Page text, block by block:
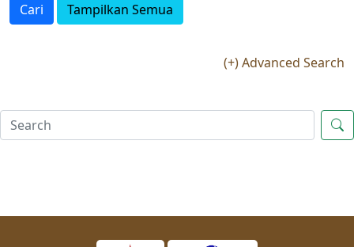
Cari Tampilkan Semua
(+) Advanced Search